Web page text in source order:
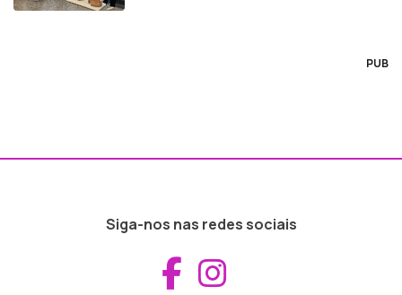
PUB
Siga-nos nas redes sociais
Aceder ao